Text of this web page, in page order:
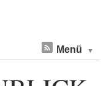
Menü